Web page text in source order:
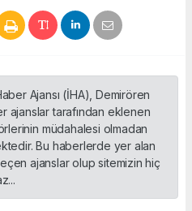
Ajansı (İHA), Demirören
ajanslar tarafından eklenen
müdahalesi olmadan
Bu haberlerde yer alan
ajanslar olup sitemizin hiç